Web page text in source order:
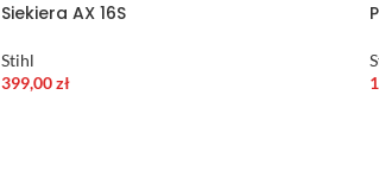
Siekiera AX 16S
Stihl
399,00zł